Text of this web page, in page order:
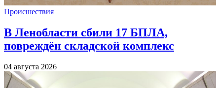
Происшествия
В Ленобласти сбили 17 БПЛА,
повреждён складской комплекс
04 августа 2026